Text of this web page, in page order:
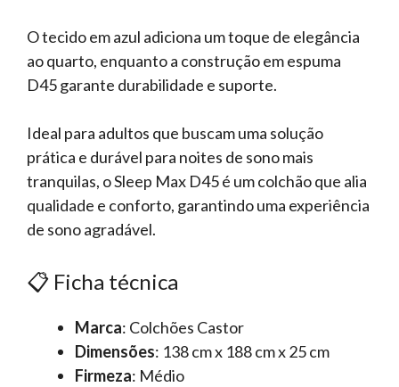
O tecido em azul adiciona um toque de elegância
ao quarto, enquanto a construção em espuma
D45 garante durabilidade e suporte.
Ideal para adultos que buscam uma solução
prática e durável para noites de sono mais
tranquilas, o Sleep Max D45 é um colchão que alia
qualidade e conforto, garantindo uma experiência
de sono agradável.
📋 Ficha técnica
Marca: Colchões Castor
Dimensões: 138 cm x 188 cm x 25 cm
Firmeza: Médio